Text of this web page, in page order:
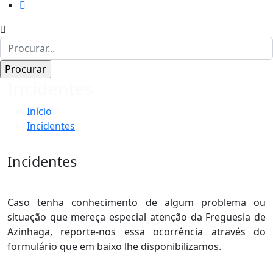
Início
Incidentes
Incidentes
Caso tenha conhecimento de algum problema ou
situação que mereça especial atenção da Freguesia de
Azinhaga, reporte-nos essa ocorrência através do
formulário que em baixo lhe disponibilizamos.